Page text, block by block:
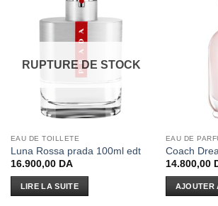
RUPTURE DE STOCK
EAU DE TOILLETE
Luna Rossa prada 100ml edt
16.900,00 DA
LIRE LA SUITE
EAU DE
Coach
14.800,00
AJOUTER